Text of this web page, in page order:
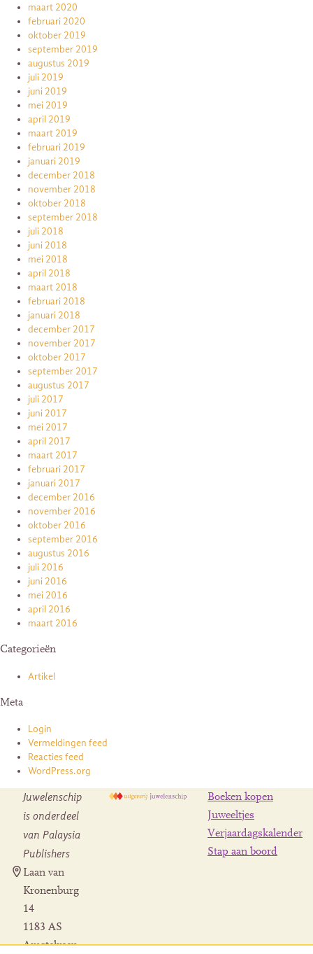
maart 2020
februari 2020
oktober 2019
september 2019
augustus 2019
juli 2019
juni 2019
mei 2019
april 2019
maart 2019
februari 2019
januari 2019
december 2018
november 2018
oktober 2018
september 2018
juli 2018
juni 2018
mei 2018
april 2018
maart 2018
februari 2018
januari 2018
december 2017
november 2017
oktober 2017
september 2017
augustus 2017
juli 2017
juni 2017
mei 2017
april 2017
maart 2017
februari 2017
januari 2017
december 2016
november 2016
oktober 2016
september 2016
augustus 2016
juli 2016
juni 2016
mei 2016
april 2016
maart 2016
Categorieën
Artikel
Meta
Login
Vermeldingen feed
Reacties feed
WordPress.org
Juwelenschip
is onderdeel
van Palaysia
Publishers
Laan van
Kronenburg
14
1183 AS
Amstelveen
Boeken kopen
Juweeltjes
Verjaardagskalender
Stap aan boord